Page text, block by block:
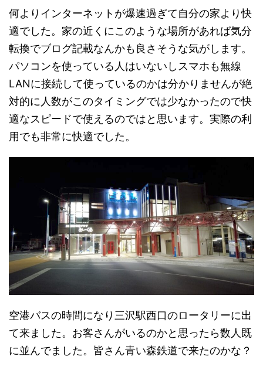
何よりインターネットが爆速過ぎて自分の家より快
適でした。家の近くにこのような場所があれば気分
転換でブログ記載なんかも良さそうな気がします。
パソコンを使っている人はいないしスマホも無線
LANに接続して使っているのかは分かりませんが絶
対的に人数がこのタイミングでは少なかったので快
適なスピードで使えるのではと思います。実際の利
用でも非常に快適でした。
空港バスの時間になり三沢駅西口のロータリーに出
て来ました。お客さんがいるのかと思ったら数人既
に並んでました。皆さん青い森鉄道で来たのかな？